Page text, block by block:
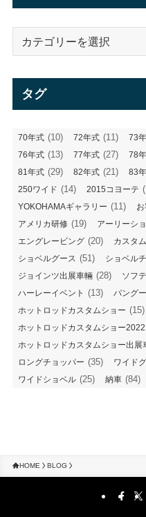
タグ
70年式 (10) 72年式 (11) 73
76年式 (13) 77年式 (27) 78
81年式 (29) 82年式 (21) 83
250ワイド (14) 2015コヨーテ
YOKOHAMAギャラリー (11)
アメリカ研修 (19) アーリーシ
エングレービング (20) カスタム
ショベルグース (51) ショベル
ジョインツ出展車輛 (28) ソフ
ハーレーイベント (13) パング
ホットロッドカスタムショー (15)
ホットロッドカスタムショー2022
ホットロッドカスタムショー出展
ロングチョッパー (35) ワイド
ワイドショベル (25) 納車 (84)
HOME BLOG